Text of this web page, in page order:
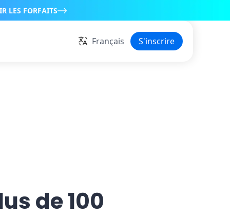
LES FORFAITS
Français S'inscrire
de 100